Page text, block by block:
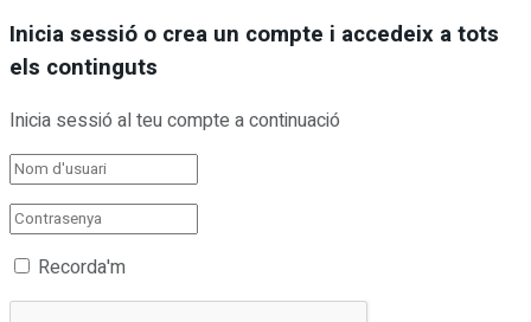
Inicia sessió o crea un compte i accedeix a tots
els continguts
Inicia sessió al teu compte a continuació
Recorda'm